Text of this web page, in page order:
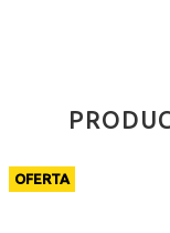
OFERTA